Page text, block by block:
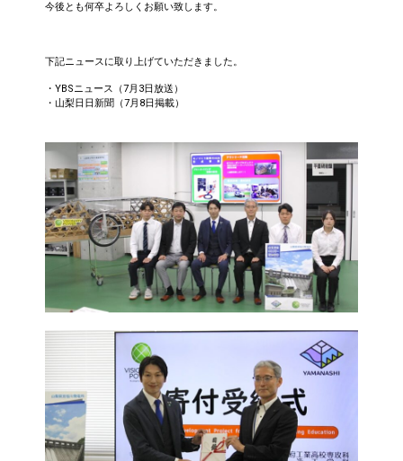
今後とも何卒よろしくお願い致します。
下記ニュースに取り上げていただきました。
・YBSニュース（7月3日放送）
・山梨日日新聞（7月8日掲載）